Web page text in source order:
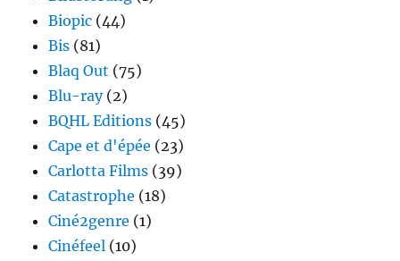
Biopic (44)
Bis (81)
Blaq Out (75)
Blu-ray(2)
BQHL Editions (45)
Cape et d'épée (23)
Carlotta Films (39)
Catastrophe (18)
Ciné2genre (1)
Cinéfeel (10)